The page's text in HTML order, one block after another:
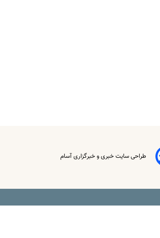
طراحی سایت خبری و خبرگزاری آسام